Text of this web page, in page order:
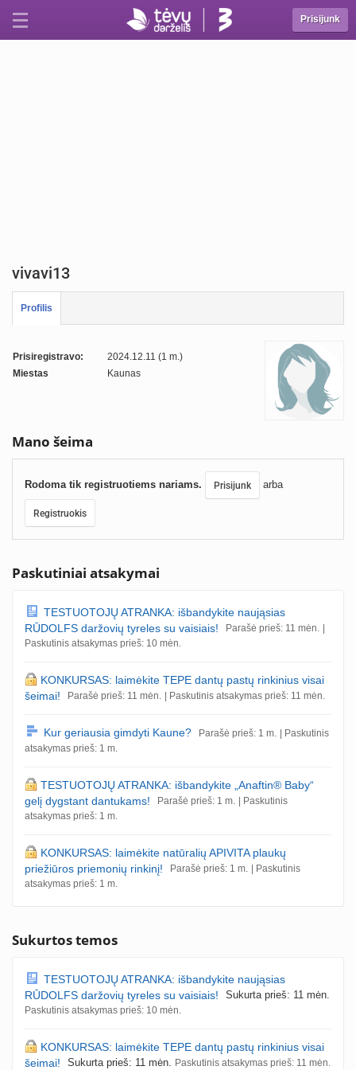
Prisijunk
vivavi13
Profilis
Prisiregistravo:
2024.12.11 (1 m.)
Miestas
Kaunas
Mano šeima
Rodoma tik registruotiems nariams. Prisijunk arba
Registruokis
Paskutiniai atsakymai
TESTUOTOJŲ ATRANKA: išbandykite naująsias
RŪDOLFS daržovių tyreles su vaisiais! Parašė prieš: 11 mėn.
Paskutinis atsakymas prieš: 10 mėn.
KONKURSAS: laimėkite TEPE dantų pastų rinkinius visai
šeimai! Parašė prieš: 11 mėn. | Paskutinis atsakymas prieš: 11 mėn.
Kur geriausia gimdyti Kaune? Parašė prieš: 1 m. | Paskutinis
atsakymas prieš: 1 m.
TESTUOTOJŲ ATRANKA: išbandykite „Anaftin® Baby“
gelį dygstant dantukams! Parašė prieš: 1 m. | Paskutinis
atsakymas prieš: 1 m.
KONKURSAS: laimėkite natūralių APIVITA plaukų
priežiūros priemonių rinkinį! Parašė prieš: 1 m. | Paskutinis
atsakymas prieš: 1 m.
Sukurtos temos
TESTUOTOJŲ ATRANKA: išbandykite naująsias
RŪDOLFS daržovių tyreles su vaisiais! Sukurta prieš: 11 mėn.
Paskutinis atsakymas prieš: 10 mėn.
KONKURSAS: laimėkite TEPE dantų pastų rinkinius visai
šeimai! Sukurta prieš: 11 mėn. Paskutinis atsakymas prieš: 11 mėn.